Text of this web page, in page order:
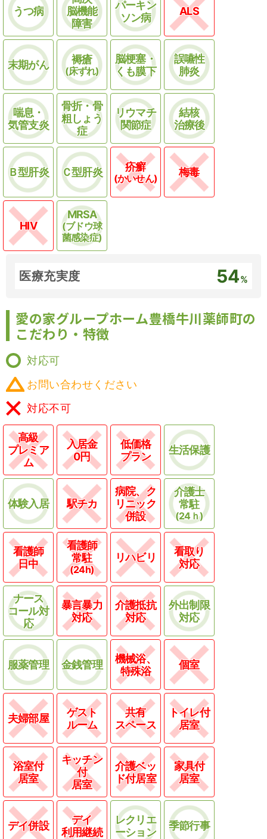
うつ病
脳機能
障害
パーキン
ソン病
ALS
末期がん 褥瘡
(床ずれ)
脳梗塞・
くも膜下
誤嚥性
肺炎
喘息・
気管支炎
骨折・骨
粗しょう
症
リウマチ
関節症
結核
治療後
Ｂ型肝炎 Ｃ型肝炎 疥癬
(かいせん) 梅毒
HIV
MRSA
(ブドウ球
菌感染症)
医療充実度 54%
愛の家グループホーム豊橋牛川薬師町の
こだわり・特徴
対応可
お問い合わせください
対応不可
高級
プレミア
ム
入居金
0円
低価格
プラン
生活保護
体験入居 駅チカ
病院、ク
リニック
併設
介護士
常駐
(24ｈ)
看護師
日中
看護師
常駐
(24h)
リハビリ
看取り
対応
ナース
コール対
応
暴言暴力
対応
介護抵抗
対応
外出制限
対応
服薬管理 金銭管理
機械浴、
特殊浴
個室
夫婦部屋
ゲスト
ルーム
共有
スペース
トイレ付
居室
浴室付
居室
キッチン
付
居室
介護ベッ
ド付居室
家具付
居室
デイ併設
デイ
利用継続
レクリエ
ーション
季節行事